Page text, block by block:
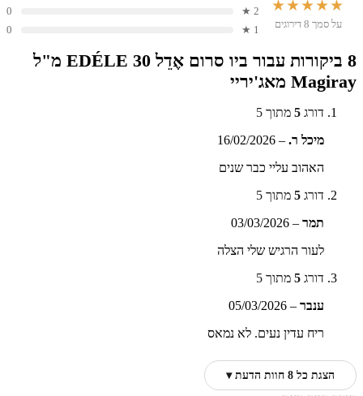
★★★★★
על סמך 8 דירוגים
2 ★
0
1 ★
0
8 ביקורות עבור
ביו סרום אֶדֵל EDÉLE 30 מ"ל
Magiray מאג'יריי
דורג 5 מתוך 5
מיכל ר. –
16/02/2026
האהוב עליי כבר שנים
דורג 5 מתוך 5
תמר –
03/03/2026
לעור הרגיש שלי הצלה
דורג 5 מתוך 5
ענבר –
05/03/2026
ריח עדין נעים. לא נמאס
הצגת כל 8 חוות הדעת ▾